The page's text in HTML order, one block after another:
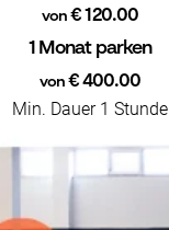
von € 120.00
1 Monat parken
von€ 400.00
Min. Dauer 1 Stunde